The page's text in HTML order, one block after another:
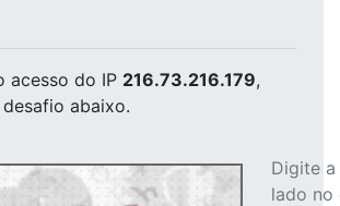
acesso do IP 216.73.216.179,
abaixo.
Digite
lado no